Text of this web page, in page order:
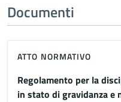
Documenti
ATTO NORMATIVO
Regolamento per la
in stato di gravidanza e